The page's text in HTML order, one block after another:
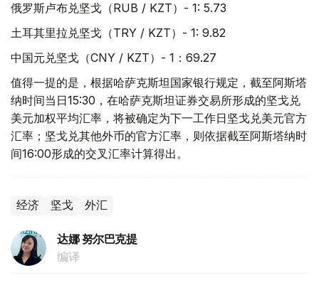
俄罗斯卢布兑坚戈（RUB / KZT）- 1: 5.73
土耳其里拉兑坚戈（TRY / KZT）- 1: 9.82
中国元兑坚戈（CNY / KZT）- 1：69.27
值得一提的是，根据哈萨克斯坦国家银行规定，截至阿斯塔
纳时间当日15:30，在哈萨克斯坦证券交易所形成的坚戈兑
美元加权平均汇率，将被确定为下一工作日坚戈兑美元官方
汇率；坚戈兑其他外币的官方汇率，则依据截至阿斯塔纳时
间16:00形成的交叉汇率计算得出。
经济 坚戈 外汇
达娜 努尔巴克提
编译